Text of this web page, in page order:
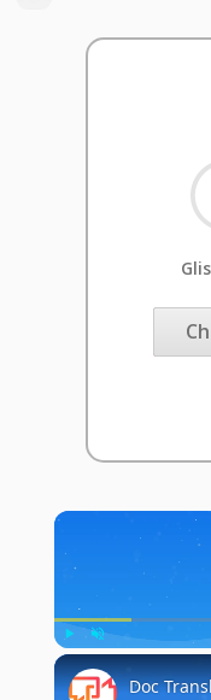
Play Unmute